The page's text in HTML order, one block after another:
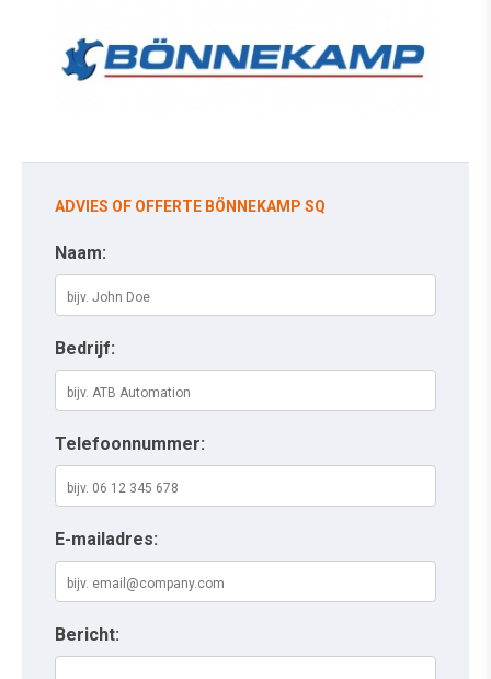
ADVIES OF OFFERTE BÖNNEKAMP SQ
Naam:
Bedrijf:
Telefoonnummer:
E-mailadres:
Bericht: